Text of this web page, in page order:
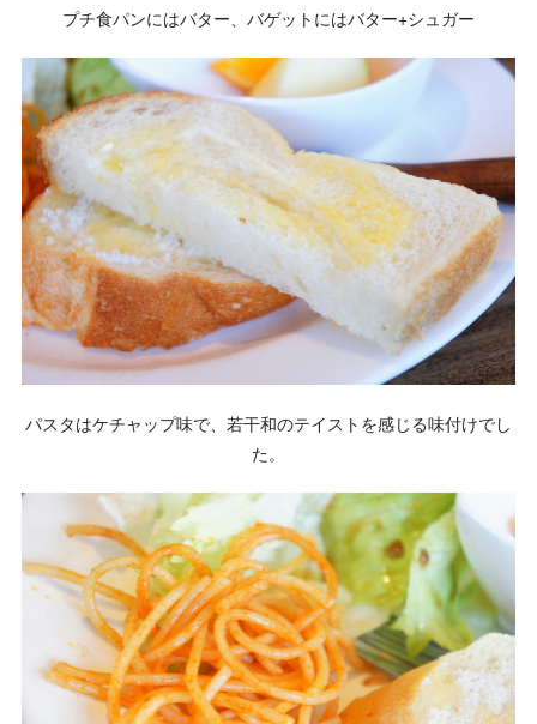
プチ食パンにはバター、バゲットにはバター+シュガー
パスタはケチャップ味で、若干和のテイストを感じる味付けでし
た。